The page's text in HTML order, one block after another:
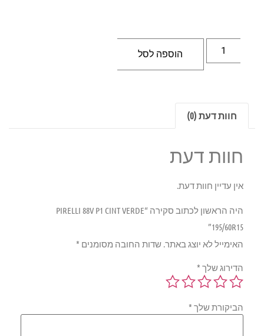
הוספה לסל
חוות דעת (0)
חוות דעת
אין עדיין חוות דעת.
היה הראשון לכתוב סקירה “PIRELLI 88V P1 CINT VERDE
195/60R15”
האימייל לא יוצג באתר.שדות החובה מסומנים*
הדירוג שלך*
הביקורת שלך*